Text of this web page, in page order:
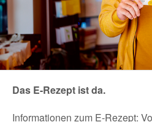
Das E-Rezept ist da.
Informationen zum E-Rezept: